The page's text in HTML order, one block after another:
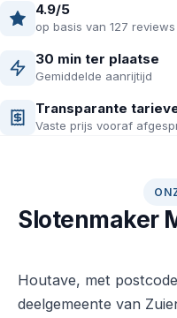
4.9/5
op basis van 127 reviews
30 min ter plaatse
Gemiddelde aanrijtijd
Transparante
Vaste prijs vooraf
Slotenmaker
Houtave, met
deelgemeente van